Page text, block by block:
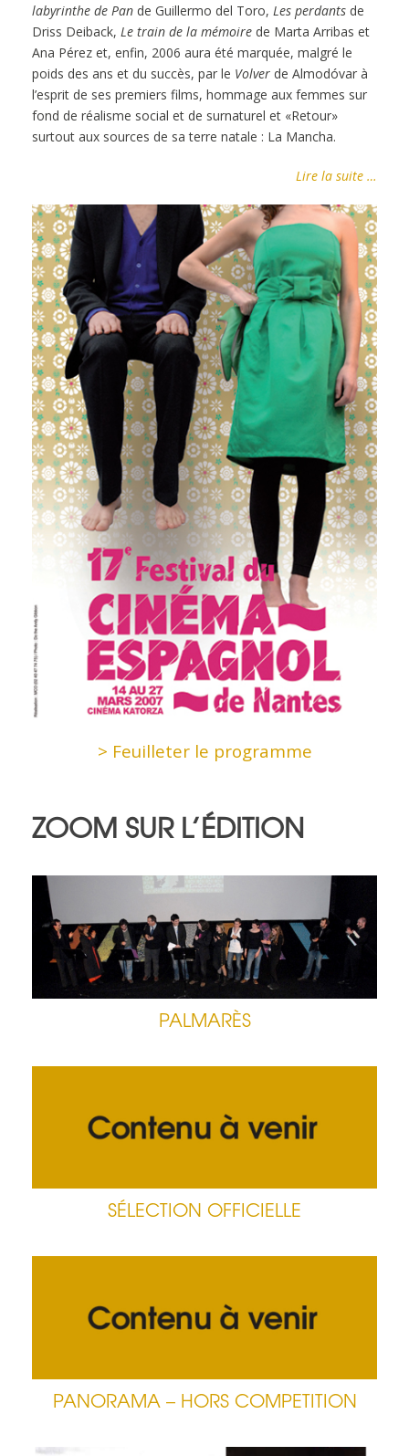
labyrinthe de Pan de Guillermo del Toro, Les perdants de
Driss Deiback, Le train de la mémoire de Marta Arribas et
Ana Pérez et, enfin, 2006 aura été marquée, malgré le
poids des ans et du succès, par le Volver de Almodóvar à
l’esprit de ses premiers films, hommage aux femmes sur
fond de réalisme social et de surnaturel et «Retour»
surtout aux sources de sa terre natale : La Mancha.
Lire la suite …
> Feuilleter le programme
ZOOM SUR L’ÉDITION
PALMARÈS
SÉLECTION OFFICIELLE
PANORAMA – HORS COMPETITION